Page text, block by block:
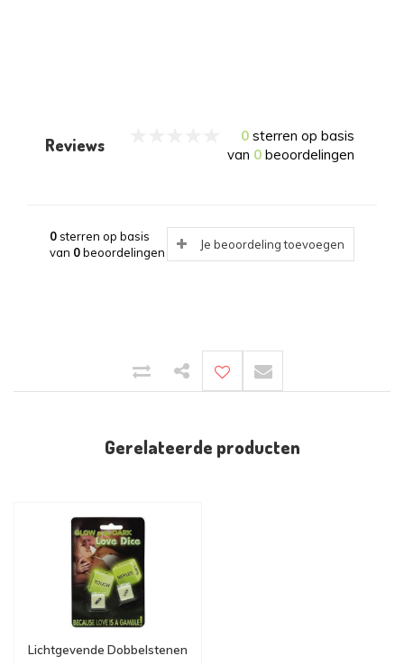
Reviews 0 sterren op basis
van 0 beoordelingen
0sterren op basis
van 0beoordelingen
Je beoordeling toevoegen
Gerelateerde producten
Lichtgevende Dobbelstenen